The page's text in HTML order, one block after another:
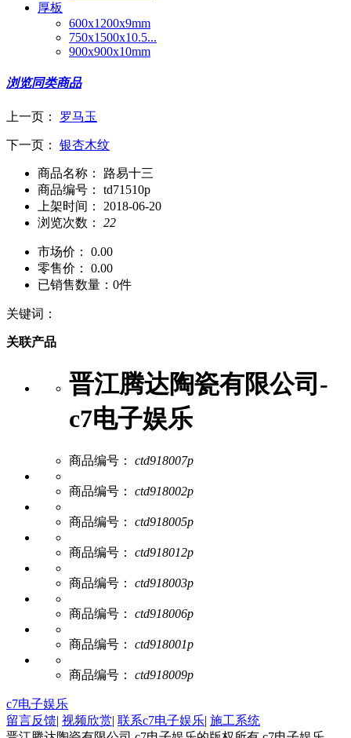
厚板
600x1200x9mm
750x1500x10.5...
900x900x10mm
浏览同类商品
上一页： 罗马玉
下一页： 银杏木纹
商品名称：
路易十三
商品编号：
td71510p
上架时间：
2018-06-20
浏览次数：
22
市场价：
0.00
零售价：
0.00
已销售数量： 0件
关键词：
关联产品
晋江腾达陶瓷有限公司-
c7电子娱乐
商品编号： ctd918007p
商品编号： ctd918002p
商品编号： ctd918005p
商品编号： ctd918012p
商品编号： ctd918003p
商品编号： ctd918006p
商品编号： ctd918001p
商品编号： ctd918009p
c7电子娱乐
留言反馈| 视频欣赏| 联系c7电子娱乐| 施工系统